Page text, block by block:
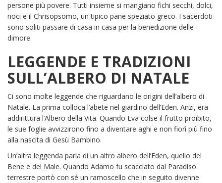
persone più povere. Tutti insieme si mangiano fichi secchi, dolci,
noci e il Chrisopsomo, un tipico pane speziato greco. I sacerdoti
sono soliti passare di casa in casa per la benedizione delle
dimore.
LEGGENDE E TRADIZIONI
SULL’ALBERO DI NATALE
Ci sono molte leggende che riguardano le origini dell’albero di
Natale. La prima colloca l’abete nel giardino dell’Eden. Anzi, era
addirittura l’Albero della Vita. Quando Eva colse il frutto proibito,
le sue foglie avvizzirono fino a diventare aghi e non fiorì più fino
alla nascita di Gesù Bambino.
Un’altra leggenda parla di un altro albero dell’Eden, quello del
Bene e del Male. Quando Adamo fu scacciato dal Paradiso
terrestre portò con sé un ramoscello che in seguito divenne